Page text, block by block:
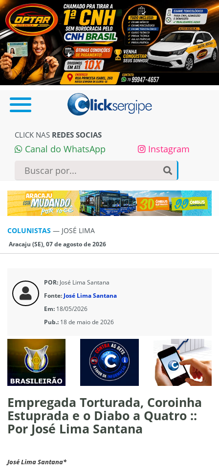
CLICK NAS REDES SOCIAS
Canal do WhatsApp Instagram
COLUNISTAS — JOSÉ LIMA
Aracaju (SE), 07 de agosto de 2026
POR: José Lima Santana
Fonte: José Lima Santana
Em: 18/05/2026
Pub.: 18 de maio de 2026
Empregada Torturada, Coroinha
Estuprada e o Diabo a Quatro ::
Por José Lima Santana
José Lima Santana*